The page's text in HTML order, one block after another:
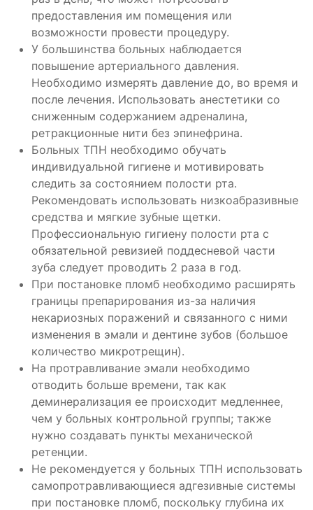
предоставления им помещения или
возможности провести процедуру.
У большинства больных наблюдается
повышение артериального давления.
Необходимо измерять давление до, во время и
после лечения. Использовать анестетики со
сниженным содержанием адреналина,
ретракционные нити без эпинефрина.
Больных ТПН необходимо обучать
индивидуальной гигиене и мотивировать
следить за состоянием полости рта.
Рекомендовать использовать низкоабразивные
средства и мягкие зубные щетки.
Профессиональную гигиену полости рта с
обязательной ревизией поддесневой части
зуба следует проводить 2 раза в год.
При постановке пломб необходимо расширять
границы препарирования из-за наличия
некариозных поражений и связанного с ними
изменения в эмали и дентине зубов (большое
количество микротрещин).
На протравливание эмали необходимо
отводить больше времени, так как
деминерализация ее происходит медленнее,
чем у больных контрольной группы; также
нужно создавать пункты механической
ретенции.
Не рекомендуется у больных ТПН использовать
самопротравливающиеся адгезивные системы
при постановке пломб, поскольку глубина их